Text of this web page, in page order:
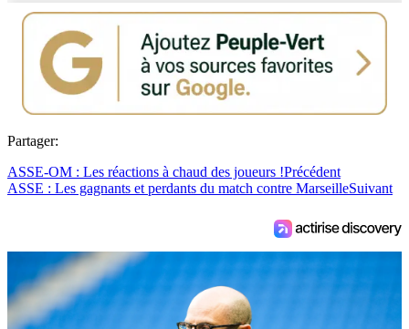
Partager:
ASSE-OM : Les réactions à chaud des joueurs !Précédent
ASSE : Les gagnants et perdants du match contre MarseilleSuivant